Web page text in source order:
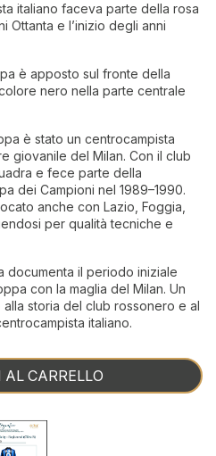
italiano faceva parte della rosa
Ottanta e l’inizio degli anni
è apposto sul fronte della
nero nella parte centrale
è stato un centrocampista
giovanile del Milan. Con il club
e fece parte della
dei Campioni nel 1989–1990.
anche con Lazio, Foggia,
per qualità tecniche e
documenta il periodo iniziale
con la maglia del Milan. Un
storia del club rossonero e al
italiano.
AL CARRELLO